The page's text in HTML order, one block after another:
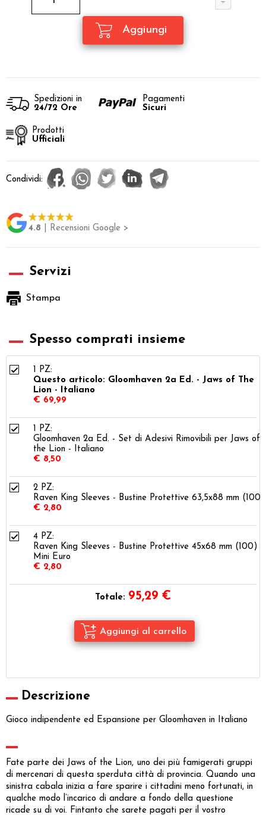
Spedizioni in
24/72 Ore
Pagamenti
Sicuri
Prodotti
Ufficiali
Condividi:
4.8 | Recensioni Google >
Servizi
Stampa
Spesso comprati insieme
1 PZ:
Questo articolo: Gloomhaven 2a Ed. - Jaws of The
Lion - Italiano
€ 69,99
1 PZ:
Gloomhaven 2a Ed. - Set di Adesivi Rimovibili per Jaws of
the Lion - Italiano
€ 8,50
2 PZ:
Raven King Sleeves - Bustine Protettive 63,5x88 mm (100)
€ 2,80
4 PZ:
Raven King Sleeves - Bustine Protettive 45x68 mm (100) -
Mini Euro
€ 2,80
Totale: 95,29 €
Descrizione
Gioco indipendente ed Espansione per Gloomhaven in Italiano
Fate parte dei Jaws of the Lion, uno dei più famigerati gruppi
di mercenari di questa sperduta città di provincia. Quando una
sinistra cabala inizia a fare sparire i cittadini meno fortunati, in
qualche modo l’incarico di andare a fondo della questione
ricade su di voi. Fintanto che sarete pagati per il vostro